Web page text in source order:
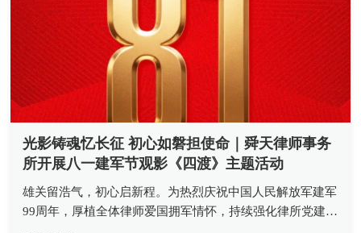
光影铸魂忆长征 初心如磐担使命｜舜天律师事务
所开展八一建军节观影《四渡》主题活动
雄关留浩气，初心启新程。为热烈庆祝中国人民解放军建军
99周年，厚植全体律师爱国拥军情怀，持续强化律所党建引